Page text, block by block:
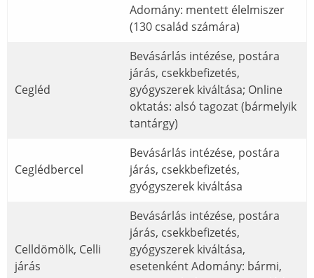
Adomány: mentett élelmiszer
(130 család számára)
Cegléd
Bevásárlás intézése, postára
járás, csekkbefizetés,
gyógyszerek kiváltása; Online
oktatás: alsó tagozat (bármelyik
tantárgy)
Ceglédbercel
Bevásárlás intézése, postára
járás, csekkbefizetés,
gyógyszerek kiváltása
Celldömölk, Celli
járás
Bevásárlás intézése, postára
járás, csekkbefizetés,
gyógyszerek kiváltása,
esetenként Adomány: bármi,